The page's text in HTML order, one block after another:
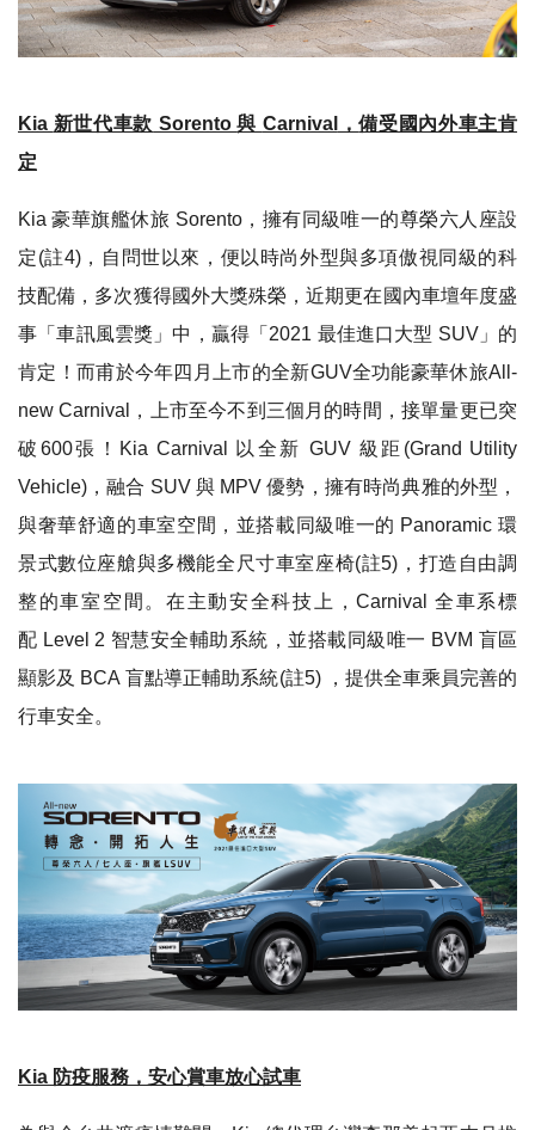
Kia 新世代車款 Sorento與 Carnival ，備受國內外車主肯
定
Kia豪華旗艦休旅 Sorento， 擁有同級唯一的尊榮六人座設
定(註4)， 自問世以來 ， 便以時尚外型與多項傲視同級的科
技配備 ， 多次獲得國外大獎殊榮 ，近期更在 國 內車壇年度盛
事 「車訊風雲獎 」中 ， 贏得 「2021 最佳進口大型 SUV」 的
肯定 ！ 而甫於今年四月上市的全新GUV全功能豪華休旅All-
new Carnival
， 上市至今不到三個月的時間 ，接單量更已突
破 600張 ！Kia Carnival 以全新 GUV 級距 (Grand Utility
Vehicle) ，融合 SUV 與 MPV優勢 ， 擁有時尚典雅的外型 ，
與奢華舒適的車室空間 ， 並搭載同級唯一的 Panoramic環
景式數位座艙與多機能全尺寸車室座椅(註5) ， 打造自由調
整的車室空間 。 在主動安全科技上 ，Carnival 全車系標
配 Level 2 智慧安全輔助系統 ， 並搭載同級唯一 BVM 盲區
顯影及 BCA盲點導正輔助系統(註5) ， 提供全車乘員完善的
行車安全。
Kia 防疫服務 ， 安心賞車放心試車